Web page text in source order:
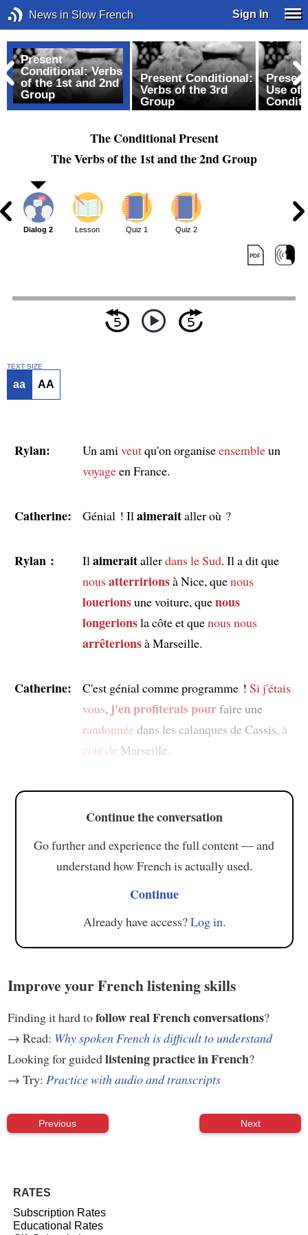
News in Slow French Sign In
Present
Conditional: Verbs
of the 1st and 2nd
Group
Present Conditional:
Verbs of the 3rd
Group
Use of
The Conditional Present
The Verbs of the 1st and the 2nd Group
Dialog 2 Lesson Quiz 1 Quiz 2
TEXT SIZE
aa AA
Rylan: Un ami veutqu'on organiseensembleun
voyageen France.
Catherine: Génial ! Il aimeraitaller où ?
Rylan : Il aimeraitallerdans le Sud. Il a dit que
nousatterririonsà Nice, quenous
louerionsune voiture, quenous
longerionsla côte et quenous nous
arrêterionsà Marseille.
Catherine: C'est génial comme programme ! Si j'étais
vous, j'en profiterais pourfaire une
randonnée dans les calanques de Cassis, à
côté de Marseille.
Continue the conversation
Go further and experience the full content — and
understand how French is actually used.
Continue
Already have access?Log in.
Improve your French listening skills
Finding it hard tofollow real French conversations?
→ Read: Why spoken French is difficult to understand
Looking for guidedlistening practice in French?
→ Try: Practice with audio and transcripts
Previous Next
RATES
Subscription Rates
Educational Rates